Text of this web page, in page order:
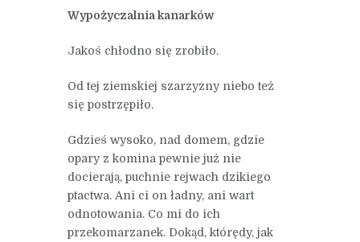
Wypożyczalnia kanarków
Jakoś chłodno się zrobiło.
Od tej ziemskiej szarzyzny niebo też
się postrzępiło.
Gdzieś wysoko, nad domem, gdzie
opary z komina pewnie już nie
docierają, puchnie rejwach dzikiego
ptactwa. Ani ci on ładny, ani wart
odnotowania. Co mi do ich
przekomarzanek. Dokąd, którędy, jak